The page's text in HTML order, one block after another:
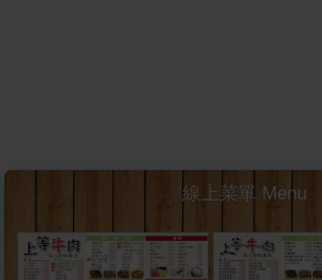
線上菜單 Menu